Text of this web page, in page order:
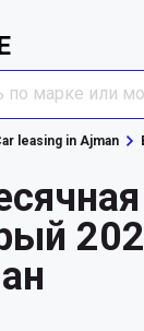
leasing in Ajman